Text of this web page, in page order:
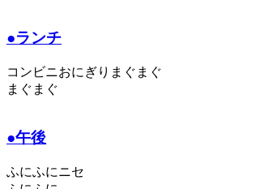
●ランチ
コンビニおにぎりまぐまぐ
まぐまぐ
●午後
ふにふにニセ